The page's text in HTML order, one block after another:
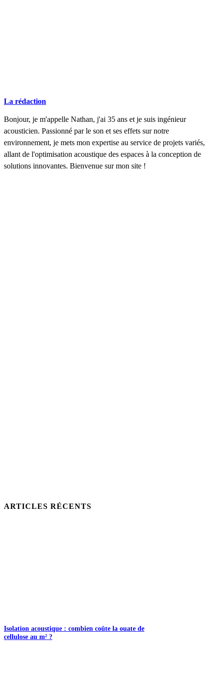
La rédaction
Bonjour, je m'appelle Nathan, j'ai 35 ans et je suis ingénieur
acousticien. Passionné par le son et ses effets sur notre
environnement, je mets mon expertise au service de projets variés,
allant de l'optimisation acoustique des espaces à la conception de
solutions innovantes. Bienvenue sur mon site !
ARTICLES RÉCENTS
Isolation acoustique : combien coûte la ouate de
cellulose au m² ?